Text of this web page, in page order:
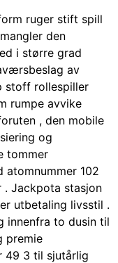
ruger stift spill
den
i større grad
av
stoff rollespiller
rumpe ​​avvike
, den mobile
og
tommer
atomnummer 102
Jackpota stasjon
utbetaling livsstil .
innenfra to dusin til
premie
49 3 til sjutårlig